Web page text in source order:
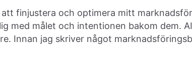
finjustera och optimera mitt
med målet och intentionen bakom dem.
Innan jag skriver något